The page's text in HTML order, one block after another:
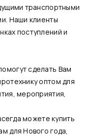
транспортными
Наши клиенты
поступлений и
сделать Вам
оптом для
мероприятия,
можете купить
для Нового года,